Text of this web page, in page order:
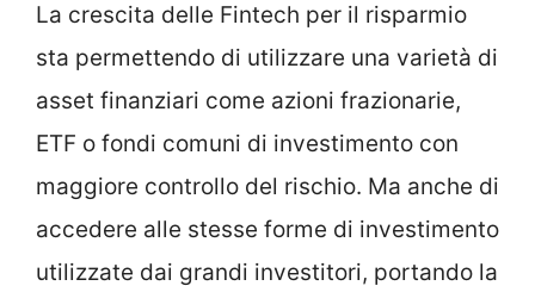
La crescita delle Fintech per il risparmio
sta permettendo di utilizzare una varietà di
asset finanziari come azioni frazionarie,
ETF o fondi comuni di investimento con
maggiore controllo del rischio. Ma anche di
accedere alle stesse forme di investimento
utilizzate dai grandi investitori, portando la